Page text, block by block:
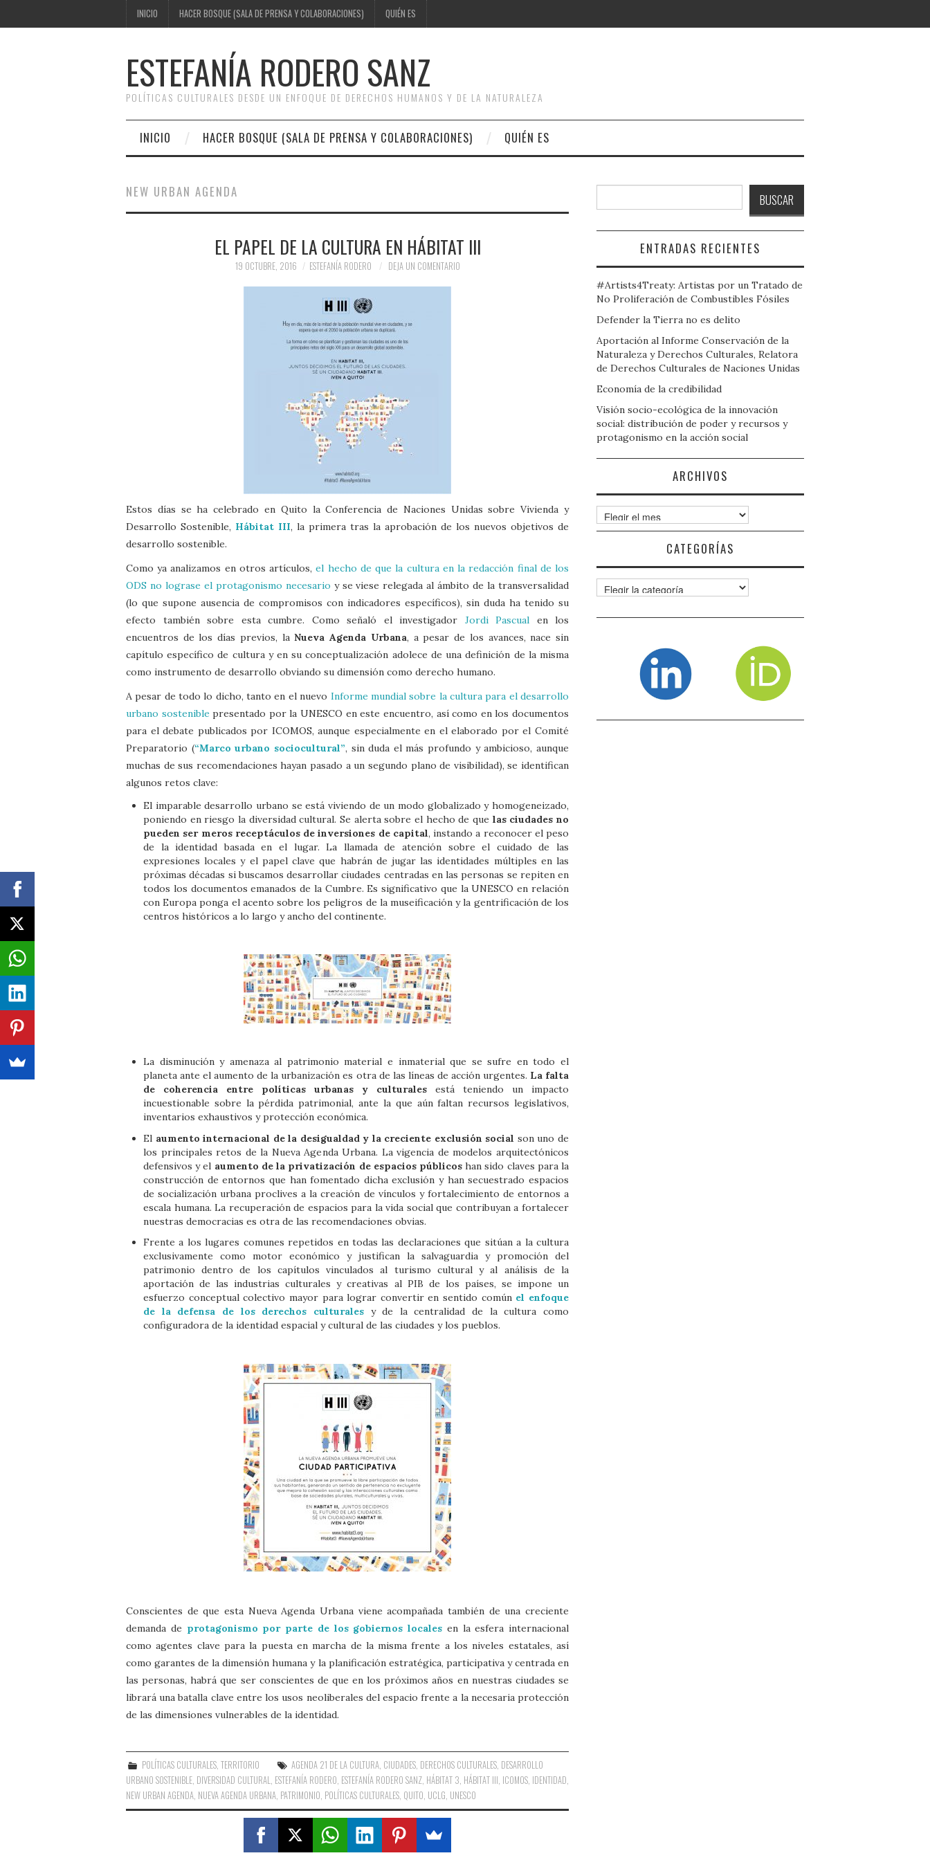
INICIO HACER BOSQUE (SALA DE PRENSA Y COLABORACIONES) QUIÉN ES
ESTEFANÍA RODERO SANZ
POLÍTICAS CULTURALES DESDE UN ENFOQUE DE DERECHOS HUMANOS Y DE LA NATURALEZA
INICIO HACER BOSQUE (SALA DE PRENSA Y COLABORACIONES) QUIÉN ES
NEW URBAN AGENDA
EL PAPEL DE LA CULTURA EN HÁBITAT III
19 OCTUBRE, 2016 ESTEFANÍA RODERO DEJA UN COMENTARIO
Estos días se ha celebrado en Quito la Conferencia de Naciones Unidas sobre Vivienda y
Desarrollo Sostenible, Hábitat III, la primera tras la aprobación de los nuevos objetivos de
desarrollo sostenible.
Como ya analizamos en otros artículos,el hecho de que la cultura en la redacción final de los
ODS no lograse el protagonismo necesario y se viese relegada al ámbito de la transversalidad
(lo que supone ausencia de compromisos con indicadores específicos), sin duda ha tenido su
efecto también sobre esta cumbre. Como señaló el investigador Jordi Pascual en los
encuentros de los días previos, laNueva Agenda Urbana, a pesar de los avances, nace sin
capítulo específico de cultura y en su conceptualización adolece de una definición de la misma
como instrumento de desarrollo obviando su dimensión como derecho humano.
A pesar de todo lo dicho, tanto en el nuevo Informe mundial sobre la cultura para el desarrollo
urbano sostenible presentado por la UNESCO en este encuentro, así como en los documentos
para el debate publicados por ICOMOS, aunque especialmente en el elaborado por el Comité
Preparatorio (“Marco urbano sociocultural”, sin duda el más profundo y ambicioso, aunque
muchas de sus recomendaciones hayan pasado a un segundo plano de visibilidad), se identifican
algunos retos clave:
El imparable desarrollo urbano se está viviendo de un modo globalizado y homogeneizado,
poniendo en riesgo la diversidad cultural. Se alerta sobre el hecho de que las ciudades no
pueden ser meros receptáculos de inversiones de capital, instando a reconocer el peso
de la identidad basada en el lugar. La llamada de atención sobre el cuidado de las
expresiones locales y el papel clave que habrán de jugar las identidades múltiples en las
próximas décadas si buscamos desarrollar ciudades centradas en las personas se repiten en
todos los documentos emanados de la Cumbre. Es significativo que la UNESCO en relación
con Europa ponga el acento sobre los peligros de la museificación y la gentrificación de los
centros históricos a lo largo y ancho del continente.
La disminución y amenaza al patrimonio material e inmaterial que se sufre en todo el
planeta ante el aumento de la urbanización es otra de las líneas de acción urgentes. La falta
de coherencia entre políticas urbanas y culturales está teniendo un impacto
incuestionable sobre la pérdida patrimonial, ante la que aún faltan recursos legislativos,
inventarios exhaustivos y protección económica.
El aumento internacional de la desigualdad y la creciente exclusión social son uno de
los principales retos de la Nueva Agenda Urbana. La vigencia de modelos arquitectónicos
defensivos y el aumento de la privatización de espacios públicoshan sido claves para la
construcción de entornos que han fomentado dicha exclusión y han secuestrado espacios
de socialización urbana proclives a la creación de vínculos y fortalecimiento de entornos a
escala humana. La recuperación de espacios para la vida social que contribuyan a fortalecer
nuestras democracias es otra de las recomendaciones obvias.
Frente a los lugares comunes repetidos en todas las declaraciones que sitúan a la cultura
exclusivamente como motor económico y justifican la salvaguardia y promoción del
patrimonio dentro de los capítulos vinculados al turismo cultural y al análisis de la
aportación de las industrias culturales y creativas al PIB de los países, se impone un
esfuerzo conceptual colectivo mayor para lograr convertir en sentido común el enfoque
de la defensa de los derechos culturalesy de la centralidad de la cultura como
configuradora de la identidad espacial y cultural de las ciudades y los pueblos.
Conscientes de que esta Nueva Agenda Urbana viene acompañada también de una creciente
demanda de protagonismo por parte de los gobiernos locales en la esfera internacional
como agentes clave para la puesta en marcha de la misma frente a los niveles estatales, así
como garantes de la dimensión humana y la planificación estratégica, participativa y centrada en
las personas, habrá que ser conscientes de que en los próximos años en nuestras ciudades se
librará una batalla clave entre los usos neoliberales del espacio frente a la necesaria protección
de las dimensiones vulnerables de la identidad.
POLÍTICAS CULTURALES ,TERRITORIO AGENDA 21 DE LA CULTURA CIUDADES DERECHOS CULTURALES DESARROLLO
URBANO SOSTENIBLE DIVERSIDAD CULTURAL ESTEFANÍA RODERO ESTEFANÍA RODERO SANZ HÁBITAT 3 HÁBITAT III ICOMOS IDENTIDAD
NEW URBAN AGENDA NUEVA AGENDA URBANA PATRIMONIO POLÍTICAS CULTURALES QUITO UCLG UNESCO
BUSCAR
ENTRADAS RECIENTES
#Artists4Treaty: Artistas por un Tratado de
No Proliferación de Combustibles Fósiles
Defender la Tierra no es delito
Aportación al Informe Conservación de la
Naturaleza y Derechos Culturales, Relatora
de Derechos Culturales de Naciones Unidas
Economía de la credibilidad
Visión socio-ecológica de la innovación
social: distribución de poder y recursos y
protagonismo en la acción social
ARCHIVOS
Archivos
CATEGORÍAS
Categorías